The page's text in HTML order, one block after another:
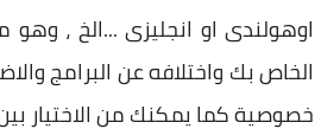
اوهولندى او انجليزى ...الخ ،
خصوصية كما يمكنك من الاختيار